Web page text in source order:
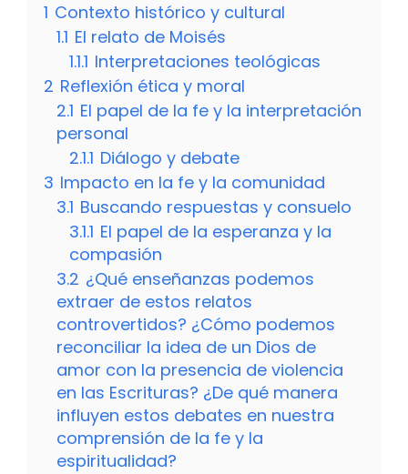
1 Contexto histórico y cultural
1.1 El relato de Moisés
1.1.1 Interpretaciones teológicas
2 Reflexión ética y moral
2.1 El papel de la fe y la interpretación
personal
2.1.1 Diálogo y debate
3 Impacto en la fe y la comunidad
3.1 Buscando respuestas y consuelo
3.1.1 El papel de la esperanza y la
compasión
3.2 ¿Qué enseñanzas podemos
extraer de estos relatos
controvertidos? ¿Cómo podemos
reconciliar la idea de un Dios de
amor con la presencia de violencia
en las Escrituras? ¿De qué manera
influyen estos debates en nuestra
comprensión de la fe y la
espiritualidad?